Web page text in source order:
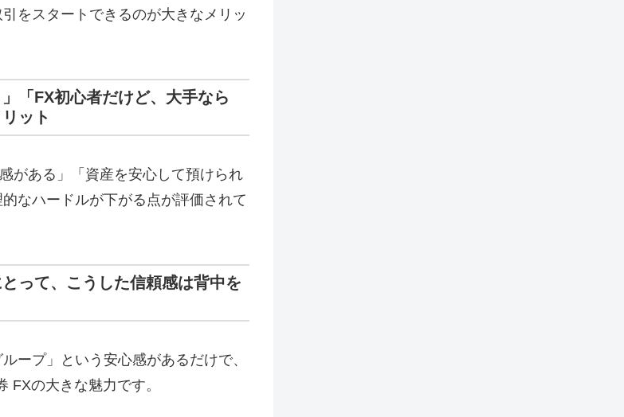
をスタートできるのが大きなメリッ
「FX初心者だけど、大手なら
ット
がある」「資産を安心して預けられ
なハードルが下がる点が評価されて
って、こうした信頼感は背中を
ープ」という安心感があるだけで、
FXの大きな魅力です。